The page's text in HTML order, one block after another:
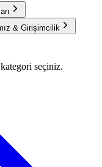
& Girişimcilik
seçiniz.